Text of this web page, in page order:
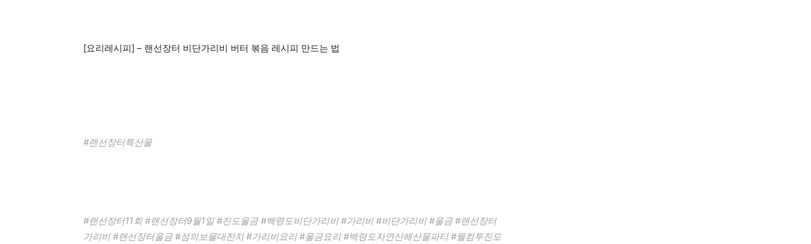
[요리레시피] – 랜선장터 비단가리비 버터 볶음 레시피 만드는 법
#랜선장터특산물
#랜선장터11회 #랜선장터9월1일 #진도울금 #백령도비단가리비 #가리비 #비단가리비 #울금 #랜선장터
가리비 #랜선장터울금 #섬의보물대잔치 #가리비요리 #울금요리 #백령도자연산해산물파티 #웰컴투진도